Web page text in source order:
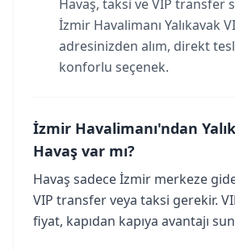
Havaş, taksi ve VIP transfer
İzmir Havalimanı Yalıkavak
adresinizden alım, direkt
konforlu seçenek.
İzmir Havalimanı'ndan
Havaş var mı?
Havaş sadece İzmir merkeze
VIP transfer veya taksi gerekir.
fiyat, kapıdan kapıya avantajı